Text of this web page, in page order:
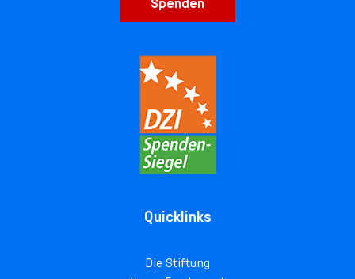
Quicklinks
Die Stiftung